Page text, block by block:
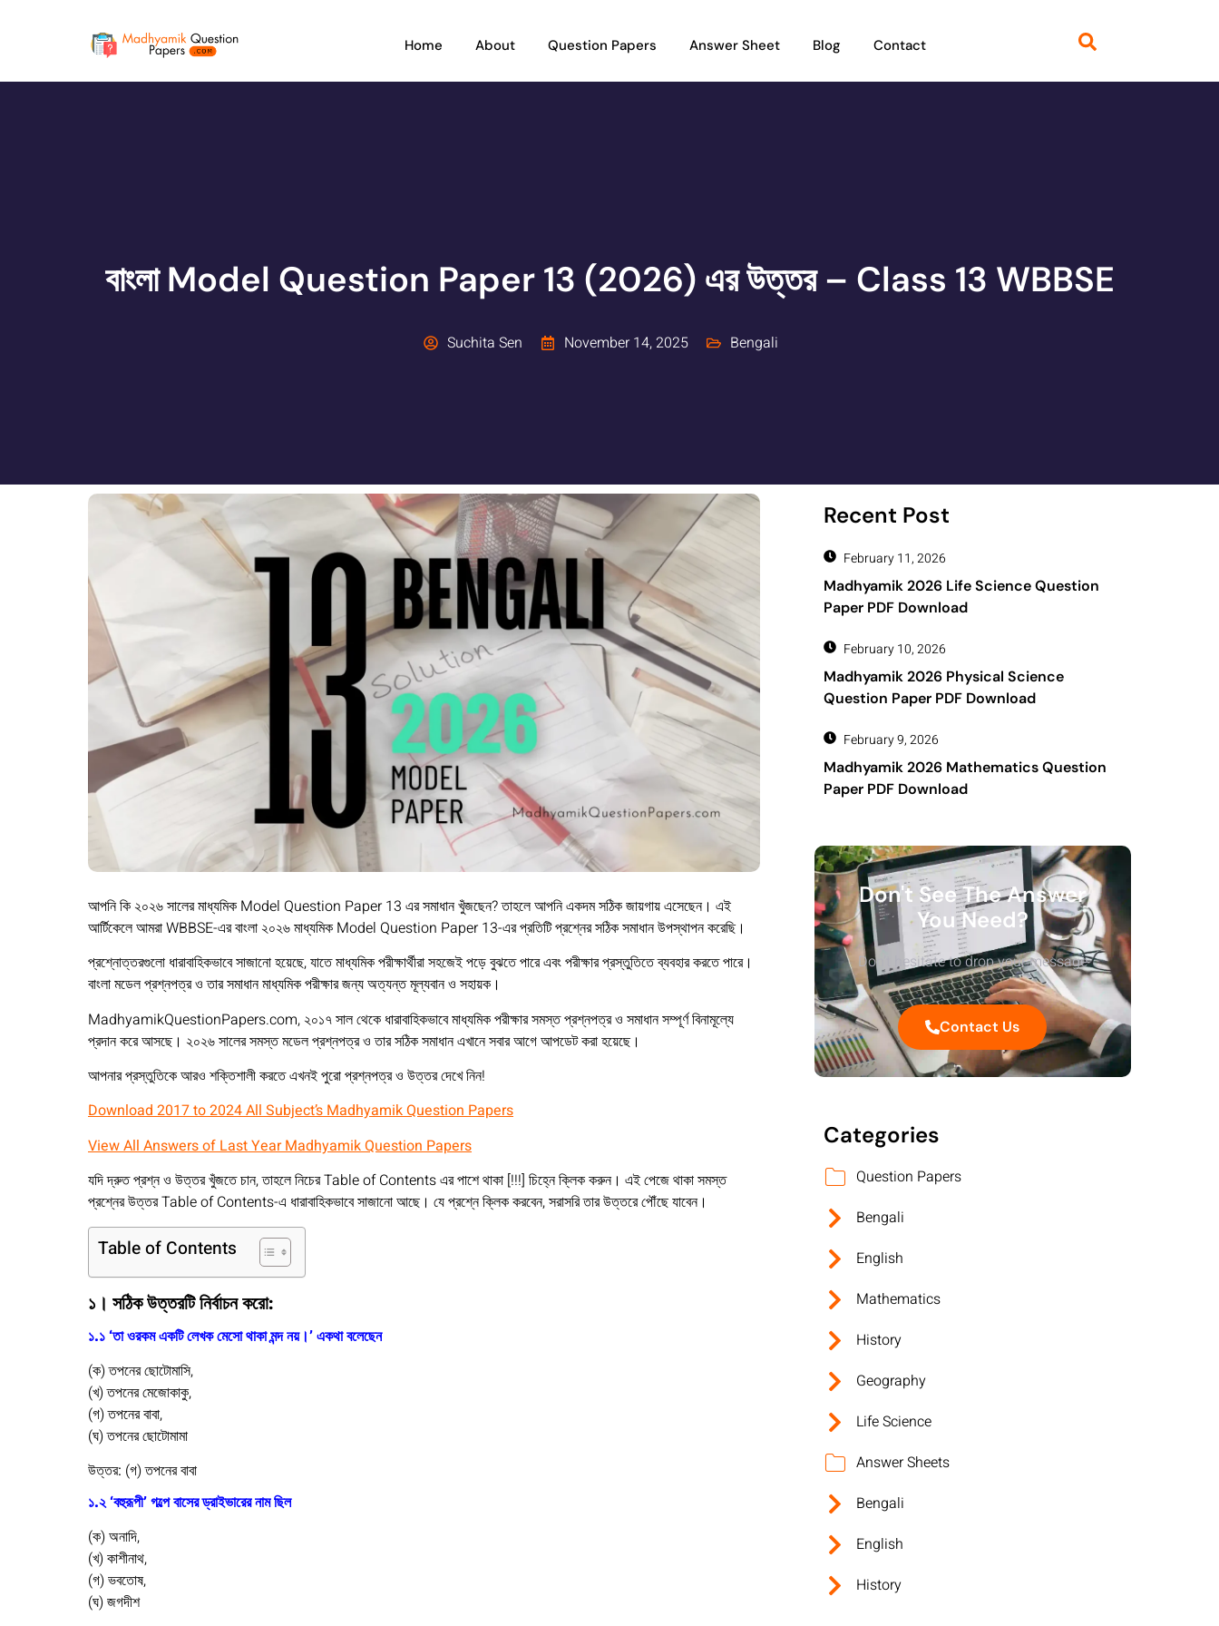
Home About Question Papers Answer Sheet Blog Contact
বাংলা Model Question Paper 13 (2026) এর উত্তর – Class 13 WBBSE
Suchita Sen November 14, 2025 Bengali
আপনি কি ২০২৬ সালের মাধ্যমিক Model Question Paper 13 এর সমাধান খুঁজছেন? তাহলে আপনি একদম সঠিক জায়গায় এসেছেন। এই
আর্টিকেলে আমরা WBBSE-এর বাংলা ২০২৬ মাধ্যমিক Model Question Paper 13-এর প্রতিটি প্রশ্নের সঠিক সমাধান উপস্থাপন করেছি।
প্রশ্নোত্তরগুলো ধারাবাহিকভাবে সাজানো হয়েছে, যাতে মাধ্যমিক পরীক্ষার্থীরা সহজেই পড়ে বুঝতে পারে এবং পরীক্ষার প্রস্তুতিতে ব্যবহার করতে পারে।
বাংলা মডেল প্রশ্নপত্র ও তার সমাধান মাধ্যমিক পরীক্ষার জন্য অত্যন্ত মূল্যবান ও সহায়ক।
MadhyamikQuestionPapers.com, ২০১৭ সাল থেকে ধারাবাহিকভাবে মাধ্যমিক পরীক্ষার সমস্ত প্রশ্নপত্র ও সমাধান সম্পূর্ণ বিনামূল্যে
প্রদান করে আসছে। ২০২৬ সালের সমস্ত মডেল প্রশ্নপত্র ও তার সঠিক সমাধান এখানে সবার আগে আপডেট করা হয়েছে।
আপনার প্রস্তুতিকে আরও শক্তিশালী করতে এখনই পুরো প্রশ্নপত্র ও উত্তর দেখে নিন!
Download 2017 to 2024 All Subject’s Madhyamik Question Papers
View All Answers of Last Year Madhyamik Question Papers
যদি দ্রুত প্রশ্ন ও উত্তর খুঁজতে চান, তাহলে নিচের Table of Contents এর পাশে থাকা [!!!] চিহ্নে ক্লিক করুন। এই পেজে থাকা সমস্ত
প্রশ্নের উত্তর Table of Contents-এ ধারাবাহিকভাবে সাজানো আছে। যে প্রশ্নে ক্লিক করবেন, সরাসরি তার উত্তরে পৌঁছে যাবেন।
Table of Contents
১। সঠিক উত্তরটি নির্বাচন করো:
১.১ ‘তা ওরকম একটি লেখক মেসো থাকা মন্দ নয়।’ একথা বলেছেন
(ক) তপনের ছোটোমাসি,
(খ) তপনের মেজোকাকু,
(গ) তপনের বাবা,
(ঘ) তপনের ছোটোমামা
উত্তর: (গ) তপনের বাবা
১.২ ‘বহুরূপী’ গল্পে বাসের ড্রাইভারের নাম ছিল
(ক) অনাদি,
(খ) কাশীনাথ,
(গ) ভবতোষ,
(ঘ) জগদীশ
Recent Post
February 11, 2026
Madhyamik 2026 Life Science Question
Paper PDF Download
February 10, 2026
Madhyamik 2026 Physical Science
Question Paper PDF Download
February 9, 2026
Madhyamik 2026 Mathematics Question
Paper PDF Download
Don't See The Answer
You Need?
Don’t hesitate to drop your message
Contact Us
Categories
Question Papers
Bengali
English
Mathematics
History
Geography
Life Science
Answer Sheets
Bengali
English
History